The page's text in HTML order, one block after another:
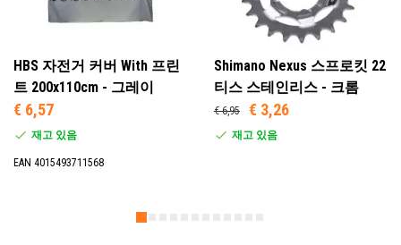
HBS 자전거 커버 With 프린
트 200x110cm - 그레이
€ 6,57
재고 있음
EAN 4015493711568
Shimano Nexus 스프로킷 22
티스 스테인리스 - 크롬
€ 6,95 € 3,26
재고 있음